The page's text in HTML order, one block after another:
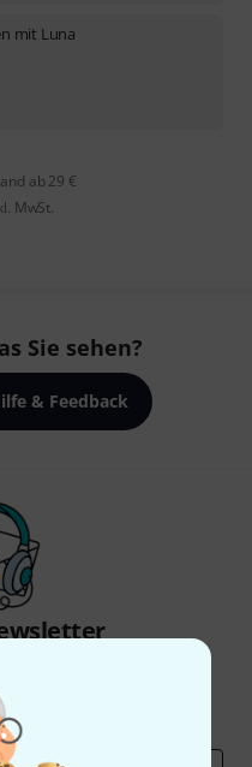
mit Luna
ab 29 €
MwSt.
Sie sehen?
& Feedback
und gewinne mit